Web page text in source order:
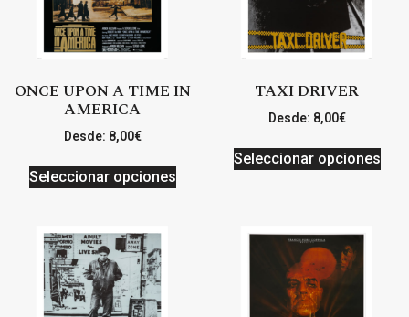
ONCE UPON A TIME IN
AMERICA
Desde: 8,00€
Seleccionar opciones
TAXI DRIVER
Desde: 8,00€
Seleccionar opciones